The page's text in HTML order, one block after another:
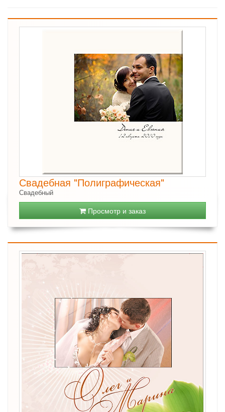
Свадебная "Полиграфическая"
Свадебный
Просмотр и заказ